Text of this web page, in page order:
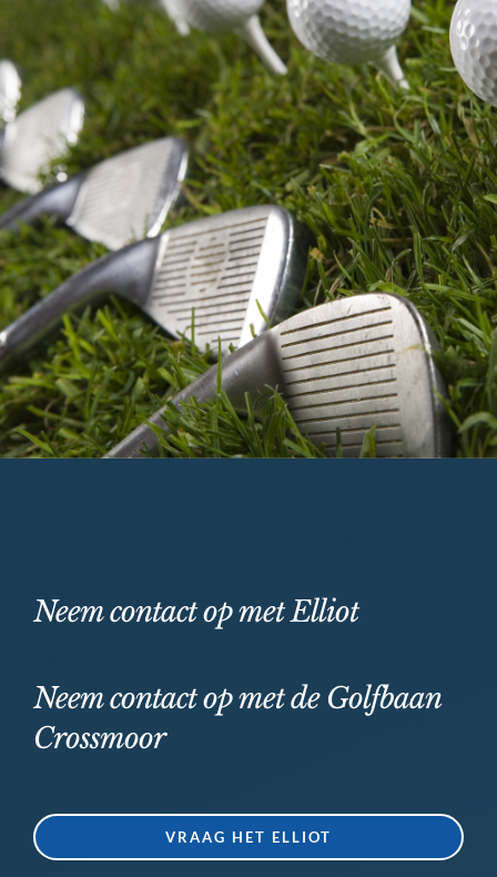
Neem contact op met Elliot
Neem contact op met de Golfbaan
Crossmoor
VRAAG HET ELLIOT